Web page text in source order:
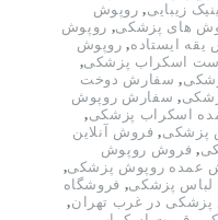
زیبایی, روپوش
های پزشکی, روپوش
یقه ایستاده, روپوش
ست اسکراب پزشکی,
, سفارش دوخت
, سفارش روپوش
اسکراب پزشکی,
پزشکی, فروش آنلاین
, فروش روپوش
عمده روپوش پزشکی,
پزشکی, فروشگاه
در غرب تهران,